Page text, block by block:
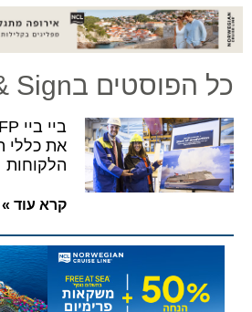
כל הפוסטים בSail & Sign
את כללי
הלקוחות
קרא עוד »